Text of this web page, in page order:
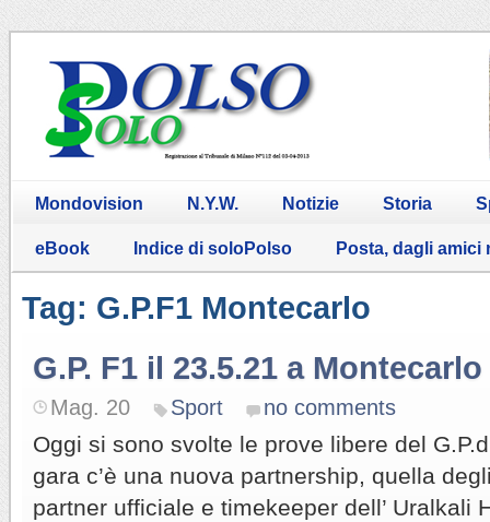
Mondovision N.Y.W. Notizie Storia
eBook Indice di soloPolso Posta, dagli amici
Tag: G.P.F1 Montecarlo
G.P. F1 il 23.5.21 a Montecarlo
Mag. 20 Sport no comments
Oggi si sono svolte le prove libere del
gara c’è una nuova partnership, quella
partner ufficiale e timekeeper dell’ Uralkali